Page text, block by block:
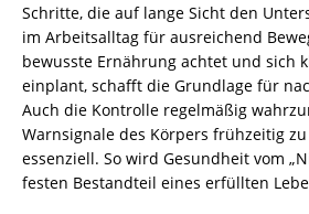
Schritte, die auf lange Sicht den
im Arbeitsalltag für ausreichend
bewusste Ernährung achtet und sich
einplant, schafft die Grundlage für
Auch die Kontrolle regelmäßig
Warnsignale des Körpers frühzeitig
essenziell. So wird Gesundheit vom
festen Bestandteil eines erfüllten